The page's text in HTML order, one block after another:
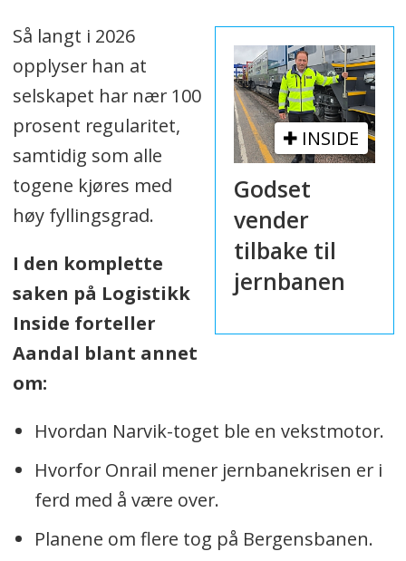
INSIDE
Godset
vender
tilbake til
jernbanen
Så langt i 2026
opplyser han at
selskapet har nær 100
prosent regularitet,
samtidig som alle
togene kjøres med
høy fyllingsgrad.
I den komplette
saken på Logistikk
Inside forteller
Aandal blant annet
om:
Hvordan Narvik-toget ble en vekstmotor.
Hvorfor Onrail mener jernbanekrisen er i
ferd med å være over.
Planene om flere tog på Bergensbanen.